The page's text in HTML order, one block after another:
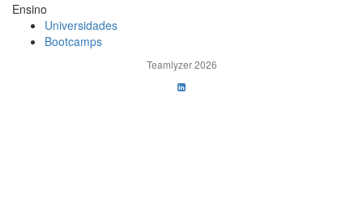
Ensino
Universidades
Bootcamps
Teamlyzer 2026